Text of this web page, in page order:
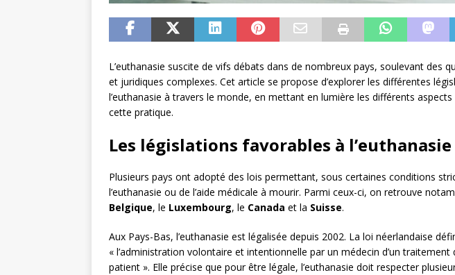
L’euthanasie suscite de vifs débats dans de nombreux pays, soulevant des
et juridiques complexes. Cet article se propose d’explorer les différentes
l’euthanasie à travers le monde, en mettant en lumière les différents
cette pratique.
Les législations favorables à l’euthanasie
Plusieurs pays ont adopté des lois permettant, sous certaines conditions
l’euthanasie ou de l’aide médicale à mourir. Parmi ceux-ci, on retrouve
Belgique, le Luxembourg, le Canada et la Suisse.
Aux Pays-Bas, l’euthanasie est légalisée depuis 2002. La loi néerlandaise
« l’administration volontaire et intentionnelle par un médecin d’un traitement
patient ». Elle précise que pour être légale, l’euthanasie doit respecter